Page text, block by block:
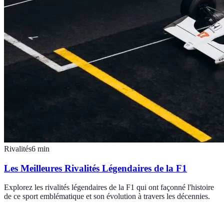
Rivalités6 min
Les Meilleures Rivalités Légendaires de la F1
Explorez les rivalités légendaires de la F1 qui ont façonné l'histoire
de ce sport emblématique et son évolution à travers les décennies.